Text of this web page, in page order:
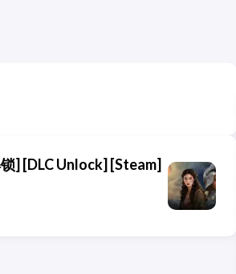
] [DLC Unlock] [Steam]